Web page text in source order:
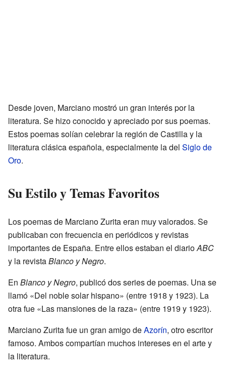
Desde joven, Marciano mostró un gran interés por la
literatura. Se hizo conocido y apreciado por sus poemas.
Estos poemas solían celebrar la región de Castilla y la
literatura clásica española, especialmente la del Siglo de
Oro.
Su Estilo y Temas Favoritos
Los poemas de Marciano Zurita eran muy valorados. Se
publicaban con frecuencia en periódicos y revistas
importantes de España. Entre ellos estaban el diarioABC
y la revistaBlanco y Negro.
En Blanco y Negro, publicó dos series de poemas. Una se
llamó «Del noble solar hispano» (entre 1918 y 1923). La
otra fue «Las mansiones de la raza» (entre 1919 y 1923).
Marciano Zurita fue un gran amigo deAzorín, otro escritor
famoso. Ambos compartían muchos intereses en el arte y
la literatura.